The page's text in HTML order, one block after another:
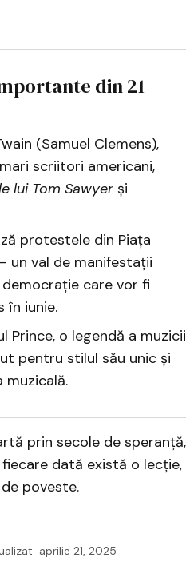
din 21
(Samuel Clemens),
scriitori americani,
lui Tom Sawyer și
protestele din Piața
un val de manifestații
care vor fi
în iunie.
Prince, o legendă a muzicii
pentru stilul său unic și
muzicală.
prin secole de speranță,
dată există o lecție,
poveste.
aprilie 21, 2025